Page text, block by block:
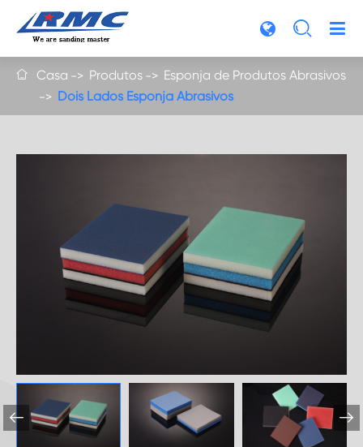

 Casa Produtos
Esponja de Produtos Abrasivos
Dois Lados Esponja Abrasivos

